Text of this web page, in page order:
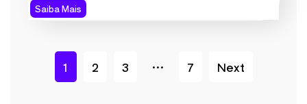
Saiba Mais
1 2 3 … 7 Next